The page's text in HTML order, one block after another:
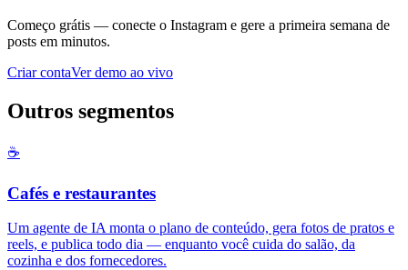
Começo grátis — conecte o Instagram e gere a primeira semana de
posts em minutos.
Criar contaVer demo ao vivo
Outros segmentos
☕
Cafés e restaurantes
Um agente de IA monta o plano de conteúdo, gera fotos de pratos e
reels, e publica todo dia — enquanto você cuida do salão, da
cozinha e dos fornecedores.